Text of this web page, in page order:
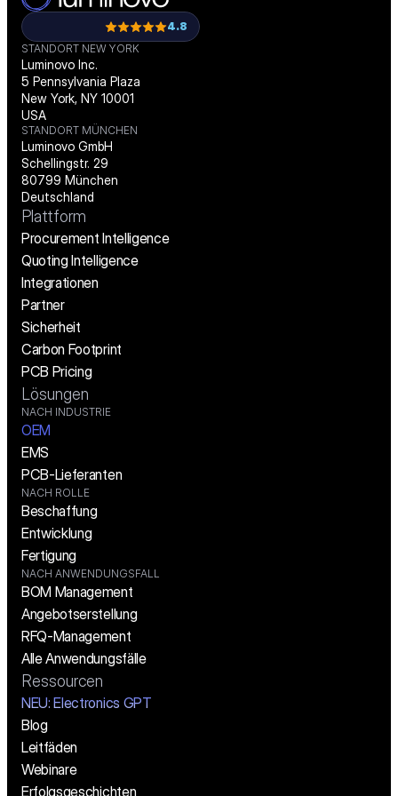
4.8
STANDORT NEW YORK
Luminovo Inc.
5 Pennsylvania Plaza
New York, NY 10001
USA
STANDORT MÜNCHEN
Luminovo GmbH
Schellingstr. 29
80799 München
Deutschland
Plattform
Procurement Intelligence
Quoting Intelligence
Integrationen
Partner
Sicherheit
Carbon Footprint
PCB Pricing
Lösungen
NACH INDUSTRIE
OEM
EMS
PCB-Lieferanten
NACH ROLLE
Beschaffung
Entwicklung
Fertigung
NACH ANWENDUNGSFALL
BOM Management
Angebotserstellung
RFQ-Management
Alle Anwendungsfälle
Ressourcen
NEU: Electronics GPT
Blog
Leitfäden
Webinare
Erfolgsgeschichten